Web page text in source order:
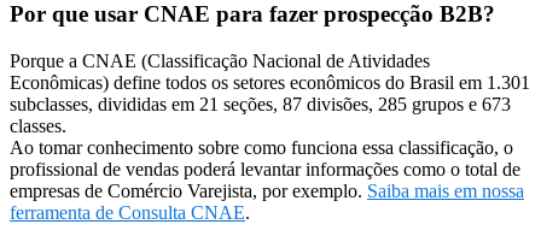
Por que usar CNAE para fazer prospecção B2B?
Porque a CNAE (Classificação Nacional de Atividades
Econômicas) define todos os setores econômicos do Brasil em 1.301
subclasses, divididas em 21 seções, 87 divisões, 285 grupos e 673
classes.
Ao tomar conhecimento sobre como funciona essa classificação, o
profissional de vendas poderá levantar informações como o total de
empresas de Comércio Varejista, por exemplo. Saiba mais em nossa
ferramenta de Consulta CNAE.